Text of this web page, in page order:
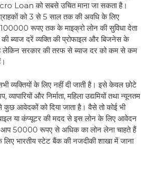
Loan को सबसे उचित माना जा सकता है।
को 3 से 5 साल तक की अवधि के लिए
रूपए तक के माइक्रो लोन की सुविधा देता
की ब्याज दरें व्यक्ति की प्रोफाइल और बिजनेस के
है लेकिन सरकार की तरफ से ब्याज दर को कम से कम
व्यक्तियों के लिए नहीं दी जाती है। इसे केवल छोटे
और निर्माता, महिला उद्यमियों तथा न्यूनतम
आवेदकों को दिया जाता है। वैसे तो कोई भी
या कंप्यूटर की मदद से इस लोन के लिए आवेदन
50000 रूपए से अधिक का लोन लेना चाहते हैं
भारतीय स्टेट बैंक की नजदीकी शाखा में जाना